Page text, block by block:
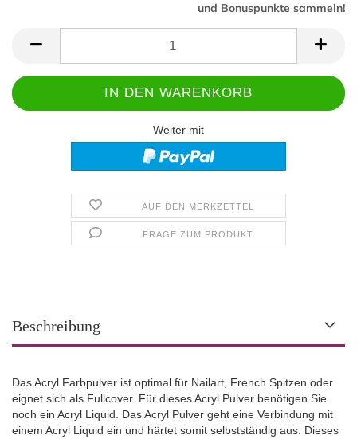
und Bonuspunkte sammeln!
Weiter mit
AUF DEN MERKZETTEL
FRAGE ZUM PRODUKT
Beschreibung
Das Acryl Farbpulver ist optimal für Nailart, French Spitzen oder
eignet sich als Fullcover. Für dieses Acryl Pulver benötigen Sie
noch ein Acryl Liquid. Das Acryl Pulver geht eine Verbindung mit
einem Acryl Liquid ein und härtet somit selbstständig aus. Dieses